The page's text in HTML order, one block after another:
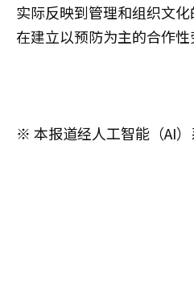
实际反映到管理和组织文
在建立以预防为主的合作性
※ 本报道经人工智能（AI）